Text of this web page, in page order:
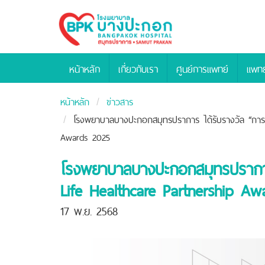
Bangpakok
Hospital
หน้าหลัก เกี่ยวกับเรา ศูนย์การแพทย์ แพท
หน้าหลัก
ข่าวสาร
โรงพยาบาลบางปะกอกสมุทรปราการ ได้รับรางวัล “
Awards 2025
โรงพยาบาลบางปะกอกสมุทรปร
Life Healthcare Partnership
17 พ.ย. 2568